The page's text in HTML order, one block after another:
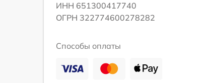
ИНН 651300417740
ОГРН 322774600278282
Способы оплаты